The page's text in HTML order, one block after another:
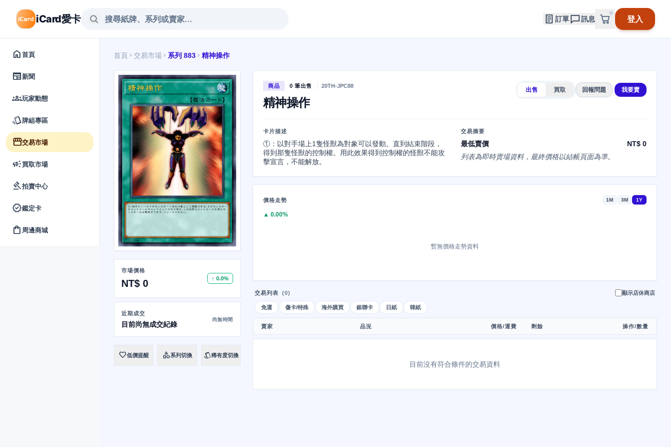
iCard愛卡 訂單 訊息 登入
home首頁
newspaper新聞
groups玩家動態
style牌組專區
storefront交易市場
campaign買取市場
gavel拍賣中心
verified鑑定卡
shopping_bag 周邊商城
首頁 chevron_right 交易市場 chevron_right 系列 883 chevron_right 精神操作
市場價格
NT$ 0 ↑ 0.0%
近期成交
目前尚無成交紀錄
尚無時間
favorite低價提醒 category系列切換 style稀有度切換
商品 0 筆出售 20TH-JPC88
精神操作
出售 買取 回報問題 我要賣
卡片描述
①：以對手場上1隻怪獸為對象可以發動。直到結束階段，
得到那隻怪獸的控制權。用此效果得到控制權的怪獸不能攻
擊宣言，不能解放。
交易摘要
最低賣價
NT$ 0
列表為即時賣場資料，最終價格以結帳頁面為準。
價格走勢 1M 3M 1Y
▲ 0.00%
暫無價格走勢資料
交易列表 (0) 顯示店休商店
免運 傷卡/特殊 海外購買 銀聯卡 日紙 韓紙
賣家 品況 價格/運費 剩餘 操作/數量
目前沒有符合條件的交易資料